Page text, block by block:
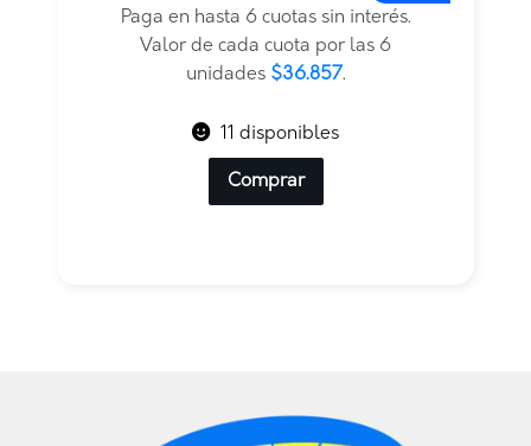
original
actual
Paga en hasta 6 cuotas sin interés.
Valor de cada cuota por las 6
unidades $36.857.
11 disponibles
Comprar